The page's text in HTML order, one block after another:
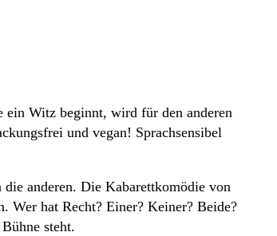
ein Witz beginnt, wird für den anderen
und vegan! Sprachsensibel
die anderen. Die Kabarettkomödie von
hat Recht? Einer? Keiner? Beide?
steht.